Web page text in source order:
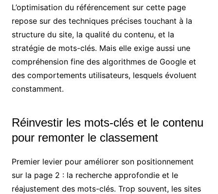
L’optimisation du référencement sur cette page
repose sur des techniques précises touchant à la
structure du site, la qualité du contenu, et la
stratégie de mots-clés. Mais elle exige aussi une
compréhension fine des algorithmes de Google et
des comportements utilisateurs, lesquels évoluent
constamment.
Réinvestir les mots-clés et le contenu
pour remonter le classement
Premier levier pour améliorer son positionnement
sur la page 2 : la recherche approfondie et le
réajustement des mots-clés. Trop souvent, les sites